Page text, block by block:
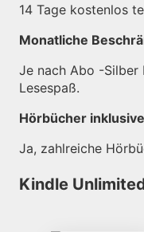
14 Tage kostenlos
Monatliche
Je nach Abo -
Lesespaß.
Hörbücher
Ja, zahlreiche
Kindle